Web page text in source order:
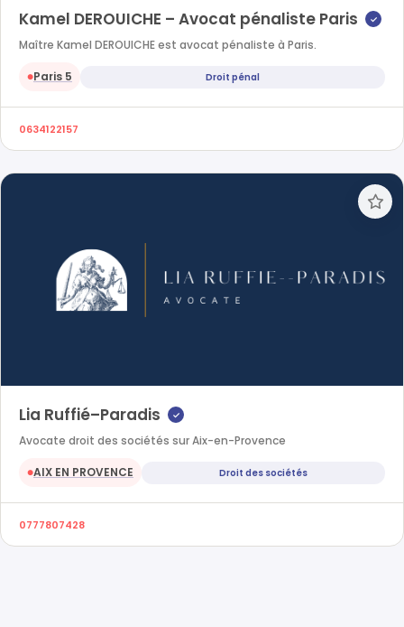
Kamel DEROUICHE – Avocat pénaliste Paris ✓
Maître Kamel DEROUICHE est avocat pénaliste à Paris.
●Paris 5 Droit pénal
0634122157
Lia Ruffié–Paradis ✓
Avocate droit des sociétés sur Aix-en-Provence
●AIX EN PROVENCE Droit des sociétés
0777807428